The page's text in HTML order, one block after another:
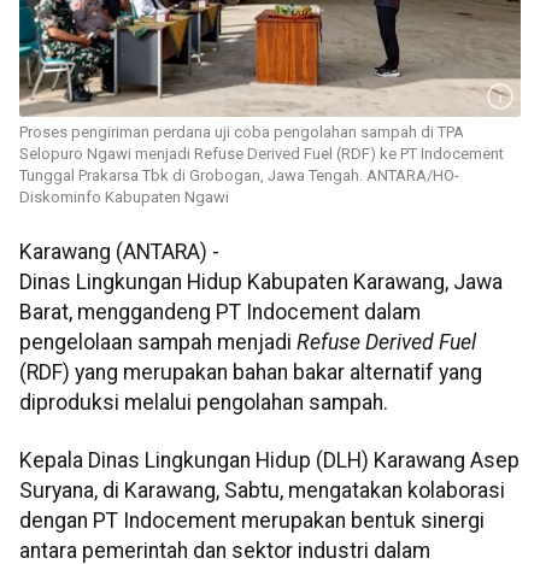
Proses pengiriman perdana uji coba pengolahan sampah di TPA
Selopuro Ngawi menjadi Refuse Derived Fuel (RDF) ke PT Indocement
Tunggal Prakarsa Tbk di Grobogan, Jawa Tengah. ANTARA/HO-
Diskominfo Kabupaten Ngawi
Karawang (ANTARA) -
Dinas Lingkungan Hidup Kabupaten Karawang, Jawa
Barat, menggandeng PT Indocement dalam
pengelolaan sampah menjadi Refuse Derived Fuel
(RDF) yang merupakan bahan bakar alternatif yang
diproduksi melalui pengolahan sampah.
Kepala Dinas Lingkungan Hidup (DLH) Karawang Asep
Suryana, di Karawang, Sabtu, mengatakan kolaborasi
dengan PT Indocement merupakan bentuk sinergi
antara pemerintah dan sektor industri dalam